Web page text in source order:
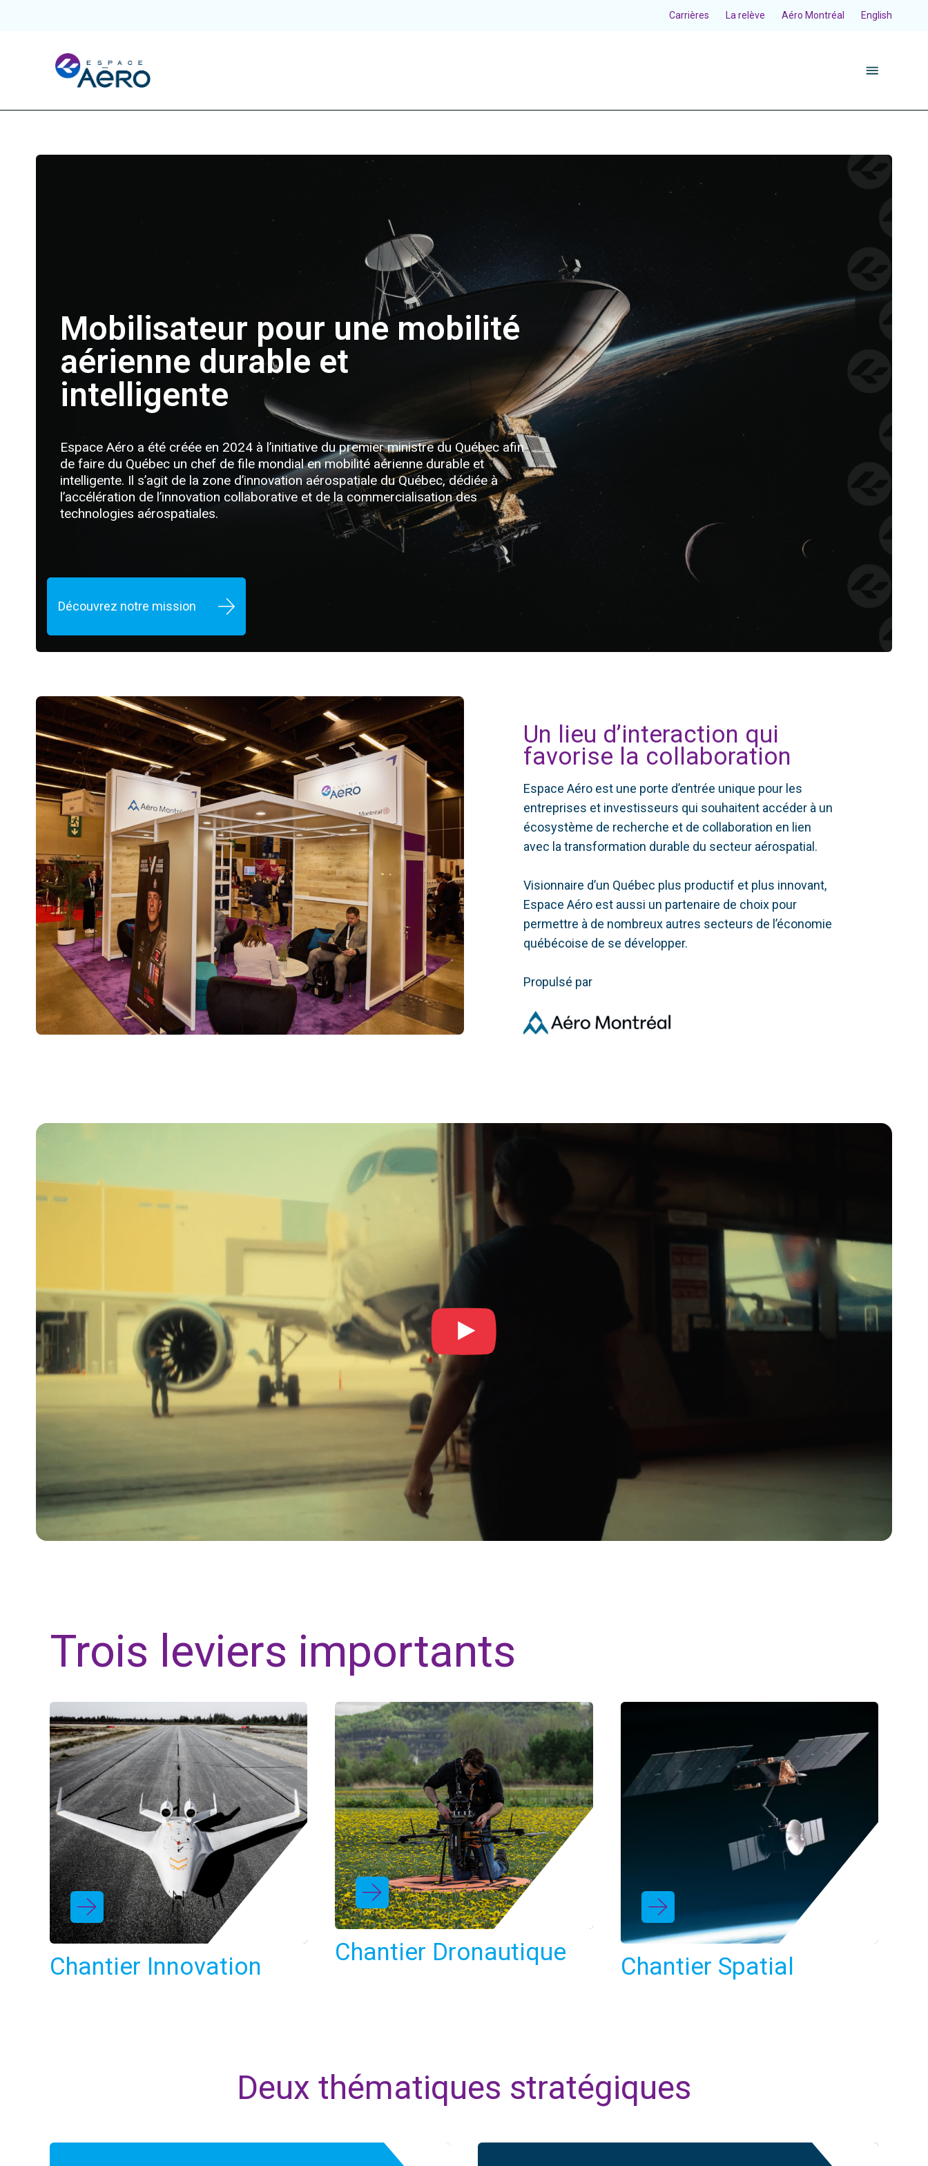
Carrières La relève Aéro Montréal English
À propos
Pôles et chantiers
Mobilisateur pour une mobilité
aérienne durable et
intelligente
Espace Aéro a été créée en 2024 à l’initiative du premier ministre du Québec afin
de faire du Québec un chef de file mondial en mobilité aérienne durable et
intelligente. Il s’agit de la zone d’innovation aérospatiale du Québec, dédiée à
l’accélération de l’innovation collaborative et de la commercialisation des
technologies aérospatiales.
Découvrez notre mission
Un lieu d’interaction qui
favorise la collaboration
Espace Aéro est une porte d’entrée unique pour les
entreprises et investisseurs qui souhaitent accéder à un
écosystème de recherche et de collaboration en lien
avec la transformation durable du secteur aérospatial.
Visionnaire d’un Québec plus productif et plus innovant,
Espace Aéro est aussi un partenaire de choix pour
permettre à de nombreux autres secteurs de l’économie
québécoise de se développer.
Propulsé par
Trois leviers importants
Chantier Innovation
Chantier Dronautique
Chantier Spatial
Deux thématiques stratégiques